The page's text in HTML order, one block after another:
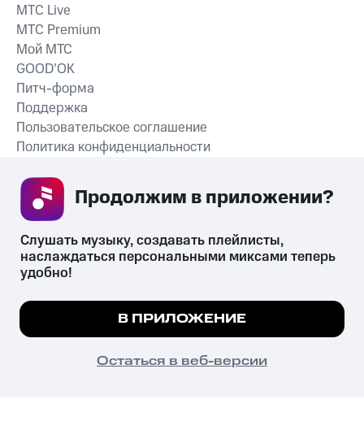
СКАЧАТЬ ПРИЛОЖЕНИЕ
MTС Live
MTС Premium
Мой МТС
GOOD’OK
Питч-форма
Поддержка
Пользовательское соглашение
Политика конфиденциальности
психотропных веществ, их аналогов причиняет вред здоровью,
их незаконный оборот запрещён и влечёт установленную
законодательством ответственность.
© 2026 ООО «КИОН».
Все права защищены
Мы используем куки, чтобы на сайте все
Подробнее
ПОНЯТНО
Слушать музыку, создавать плейлисты,
наслаждаться персональными миксами теперь
удобно!
В ПРИЛОЖЕНИЕ
Остаться в веб-версии